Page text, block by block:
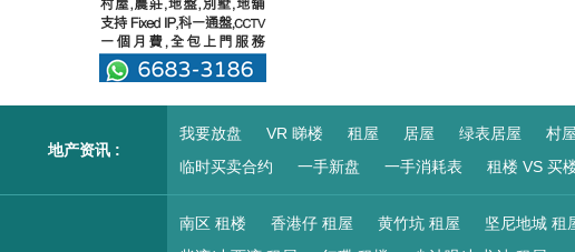
地产资讯 :
我要放盘 VR 睇楼 租屋 居屋 绿表居屋 村
临时买卖合约
一手新盘 一手消耗表 租楼 VS 买
南区 租楼 香港仔 租屋 黄竹坑 租屋 坚尼地城 租